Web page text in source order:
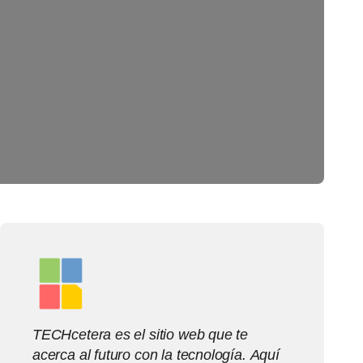
TECHcetera es el sitio web que te
acerca al futuro con la tecnología. Aquí